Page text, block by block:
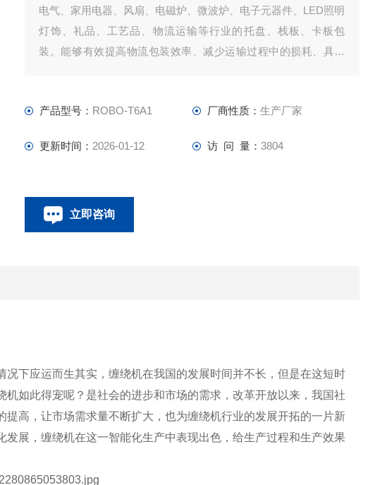
电气、家用电器、风扇、电磁炉、微波炉、电子元器件、LED照明
灯饰、礼品、工艺品、物流运输等行业的托盘、栈板、卡板包
装。能够有效提高物流包装效率、减少运输过程中的损耗、具有
产品型号： ROBO-T6A1 厂商性质： 生产厂家
更新时间： 2026-01-12 访 问 量： 3804
立即咨询
下应运而生其实，缠绕机在我国的发展时间并不长，但是在这短时
如此得宠呢？是社会的进步和市场的需求，改革开放以来，我国社
高，让市场需求量不断扩大，也为缠绕机行业的发展开拓的一片新
展，缠绕机在这一智能化生产中表现出色，给生产过程和生产效果